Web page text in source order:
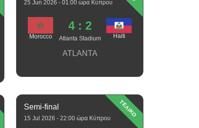
25 Jun 2026 - 01:00 ώρα Κύπρου
Morocco
4 : 2
Atlanta Stadium Haiti
ATLANTA
ΤΕΛΙΚΟ
Semi-final
15 Jul 2026 - 22:00 ώρα Κύπρου